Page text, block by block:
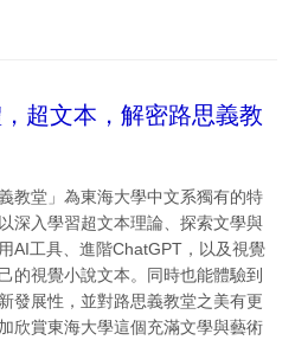
，超文本，解密路思義教
教堂」為東海大學中文系獨有的特
深入學習超文本理論、探索文學與
AI工具、進階ChatGPT，以及視覺
的視覺小說文本。同時也能體驗到
發展性，並對路思義教堂之美有更
欣賞東海大學這個充滿文學與藝術